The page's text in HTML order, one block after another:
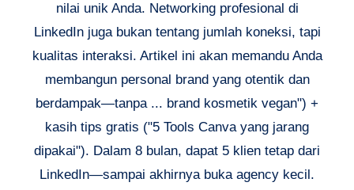
nilai unik Anda. Networking profesional di
LinkedIn juga bukan tentang jumlah koneksi, tapi
kualitas interaksi. Artikel ini akan memandu Anda
membangun personal brand yang otentik dan
berdampak—tanpa ... brand kosmetik vegan") +
kasih tips gratis ("5 Tools Canva yang jarang
dipakai"). Dalam 8 bulan, dapat 5 klien tetap dari
LinkedIn—sampai akhirnya buka agency kecil.